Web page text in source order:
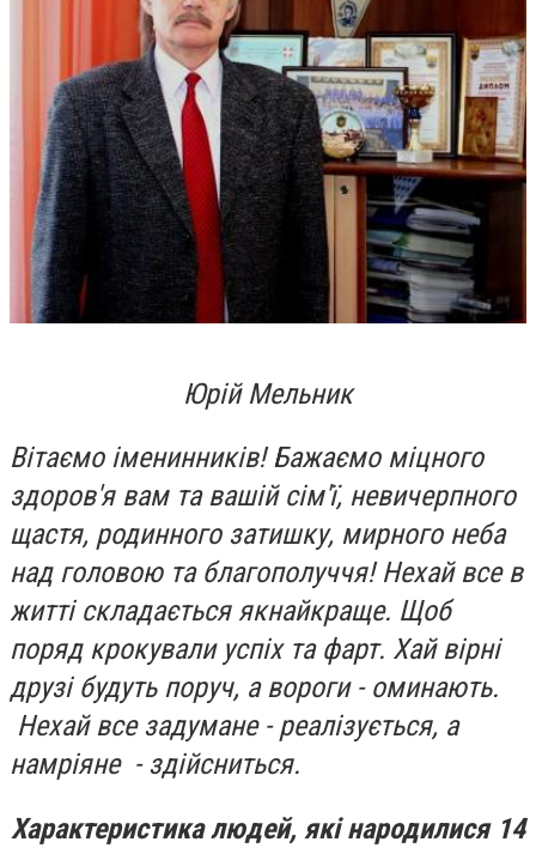
Юрій Мельник
Вітаємо іменинників! Бажаємо міцного
здоров'я вам та вашій сім'ї, невичерпного
щастя, родинного затишку, мирного неба
над головою та благополуччя! Нехай все в
житті складається якнайкраще. Щоб
поряд крокували успіх та фарт. Хай вірні
друзі будуть поруч, а вороги - оминають.
Нехай все задумане - реалізується, а
намріяне - здійсниться.
Характеристика людей, які народилися 14